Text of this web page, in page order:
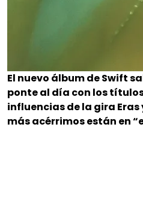
El nuevo álbum de Swift
ponte al día con los
influencias de la gira
más acérrimos están en